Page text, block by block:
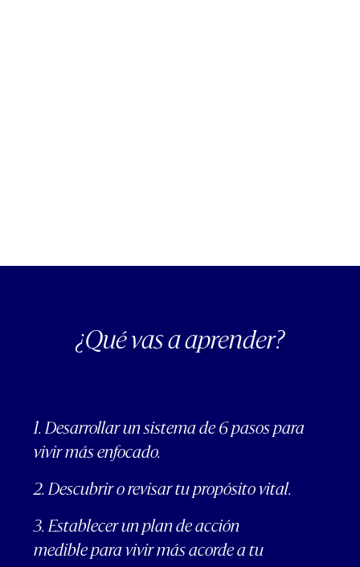
¿Qué vas a aprender?
1. Desarrollar un sistema de 6 pasos para
vivir más enfocado.
2. Descubrir o revisar tu propósito vital.
3. Establecer un plan de acción
medible para vivir más acorde a tu